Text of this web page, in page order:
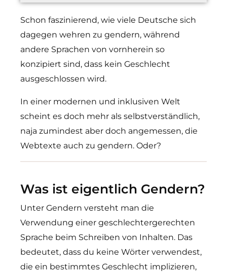
Schon faszinierend, wie viele Deutsche sich
dagegen wehren zu gendern, während
andere Sprachen von vornherein so
konzipiert sind, dass kein Geschlecht
ausgeschlossen wird.
In einer modernen und inklusiven Welt
scheint es doch mehr als selbstverständlich,
naja zumindest aber doch angemessen, die
Webtexte auch zu gendern. Oder?
Was ist eigentlich Gendern?
Unter Gendern versteht man die
Verwendung einer geschlechtergerechten
Sprache beim Schreiben von Inhalten. Das
bedeutet, dass du keine Wörter verwendest,
die ein bestimmtes Geschlecht implizieren,